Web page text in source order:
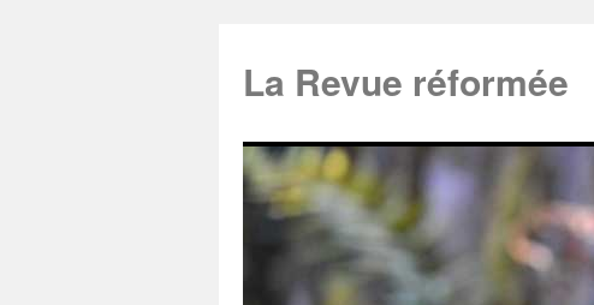
La Revue réformée